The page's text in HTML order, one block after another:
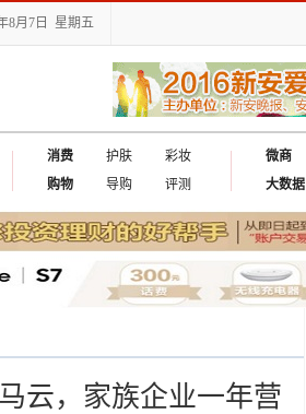
8月7日 星期五
消费 护肤
彩妆
购物
导购 评测
微商
大数据
出国
云，家族企业一年营